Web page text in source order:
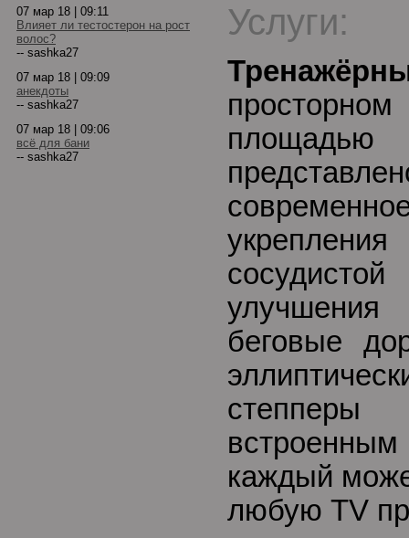
07 мар 18 | 09:11
Влияет ли тестостерон на рост
волос?
-- sashka27
07 мар 18 | 09:09
анекдоты
-- sashka27
07 мар 18 | 09:06
всё для бани
-- sashka27
Услуги:
беговые
каждый
любую TV